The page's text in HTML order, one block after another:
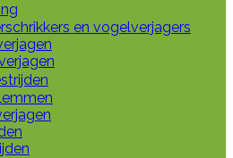
en vogelverjagers